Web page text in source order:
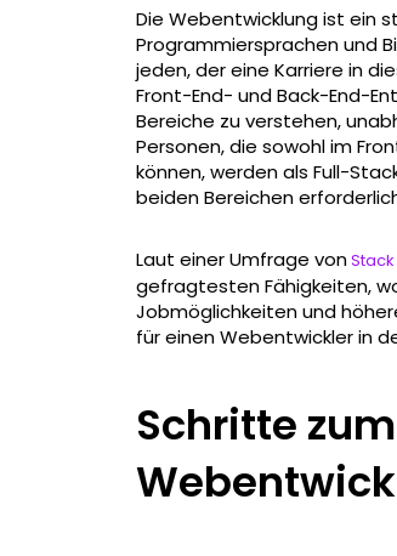
Die Webentwicklung ist ein
Programmiersprachen und
jeden, der eine Karriere in
Front-End- und Back-End-
Bereiche zu verstehen,
Personen, die sowohl im
können, werden als Full-
beiden Bereichen
Laut einer Umfrage von
gefragtesten Fähigkeiten,
Jobmöglichkeiten und
für einen Webentwickler in
Schritte